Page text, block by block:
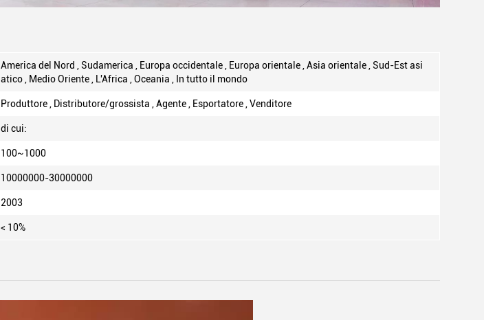
America del Nord , Sudamerica , Europa occidentale , Europa orientale , Asia orientale , Sud-Est asi
atico , Medio Oriente , L'Africa , Oceania , In tutto il mondo
Produttore , Distributore/grossista , Agente , Esportatore , Venditore
di cui:
100~1000
10000000-30000000
2003
< 10%